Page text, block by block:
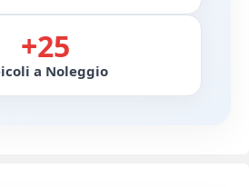
+25
a Noleggio